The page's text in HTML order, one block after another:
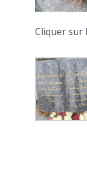
Cliquer sur